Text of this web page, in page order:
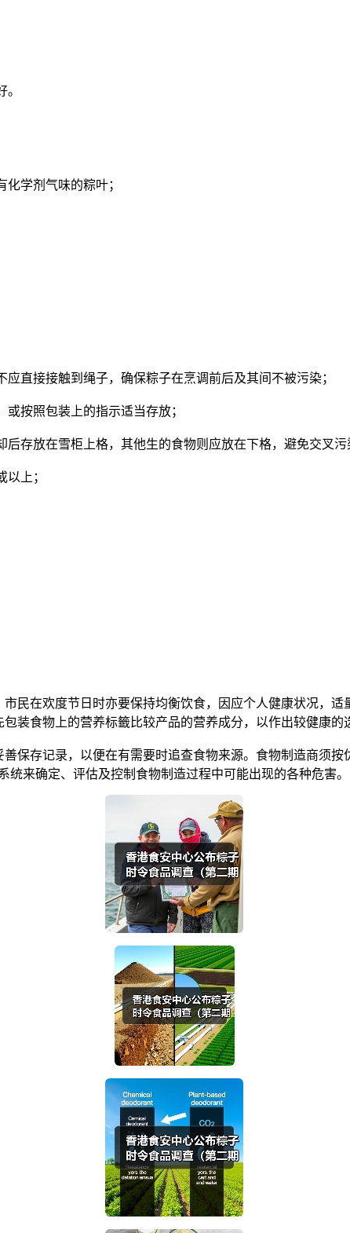
学剂气味的粽叶；
接接触到绳子，确保粽子在烹调前后及其间不被污染；
按照包装上的指示适当存放；
存放在雪柜上格，其他生的食物则应放在下格，避免交叉污
上；
在欢度节日时亦要保持均衡饮食，因应个人健康状况，适
装食物上的营养标籤比较产品的营养成分，以作出较健康的
存记录，以便在有需要时追查食物来源。食物制造商须按
来确定、评估及控制食物制造过程中可能出现的各种危害。